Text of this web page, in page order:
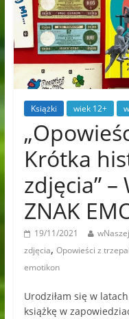
Książki wiek 12+
Krótka
zdjęcia”
ZNAK
19/11/2021
zdjęcia, Opowieści z
emotikon
Urodziłam się w
książkę w